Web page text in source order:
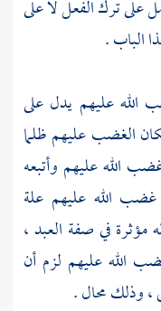
على ترك الفعل لا على
الباب .
عليهم يدل على
الغضب عليهم ظلما
الله عليهم وأتبعه
الله عليهم علة
مؤثرة في صفة العبد ،
الله عليهم لزم أن
، وذلك محال .